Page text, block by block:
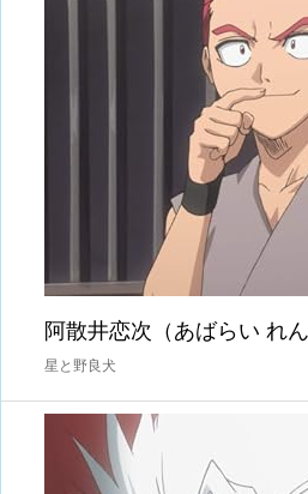
阿散井恋次（あばらい れん
星と野良犬